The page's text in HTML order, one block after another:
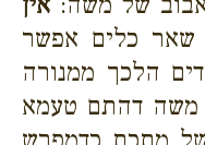
שאר כלים אפשר
הלכך ממנורה
משה דהתם טעמא